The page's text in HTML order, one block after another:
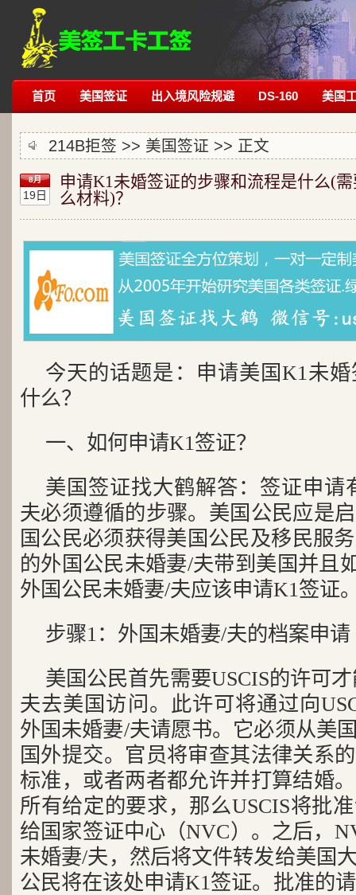
首页 美国签证 出入境风险规避 DS-160 美国
214B拒签 >> 美国签证 >> 正文
8月
19日
申请K1未婚签证的步骤和流程是什么(
么材料)？
今天的话题是：申请美国K1未
什么？
一、如何申请K1签证？
美国签证找大鹤解答：签证申请
夫必须遵循的步骤。美国公民应是
国公民必须获得美国公民及移民服
的外国公民未婚妻/夫带到美国并且
外国公民未婚妻/夫应该申请K1签证
步骤1：外国未婚妻/夫的档案申请
美国公民首先需要USCIS的许可
夫去美国访问。此许可将通过向
外国未婚妻/夫请愿书。它必须从美
国外提交。官员将审查其法律关系
标准，或者两者都允许并打算结婚
所有给定的要求，那么USCIS将批
给国家签证中心（NVC）。之后，
未婚妻/夫，然后将文件转发给美国
公民将在该处申请K1签证。批准的